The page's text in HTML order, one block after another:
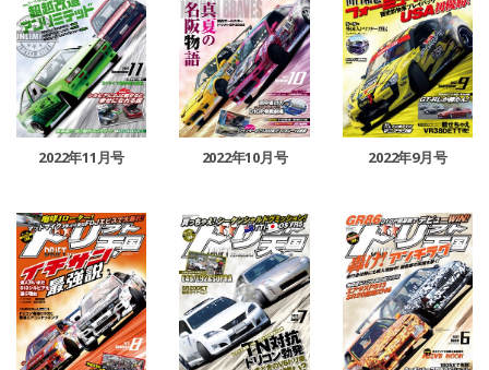
2022年11月号 2022年10月号 2022年9月号